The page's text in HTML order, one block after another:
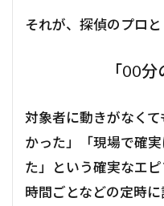
それが、探偵のプロ
「00分
対象者に動きがなく
かった」「現場で確
た」という確実なエ
時間ごとなどの定時